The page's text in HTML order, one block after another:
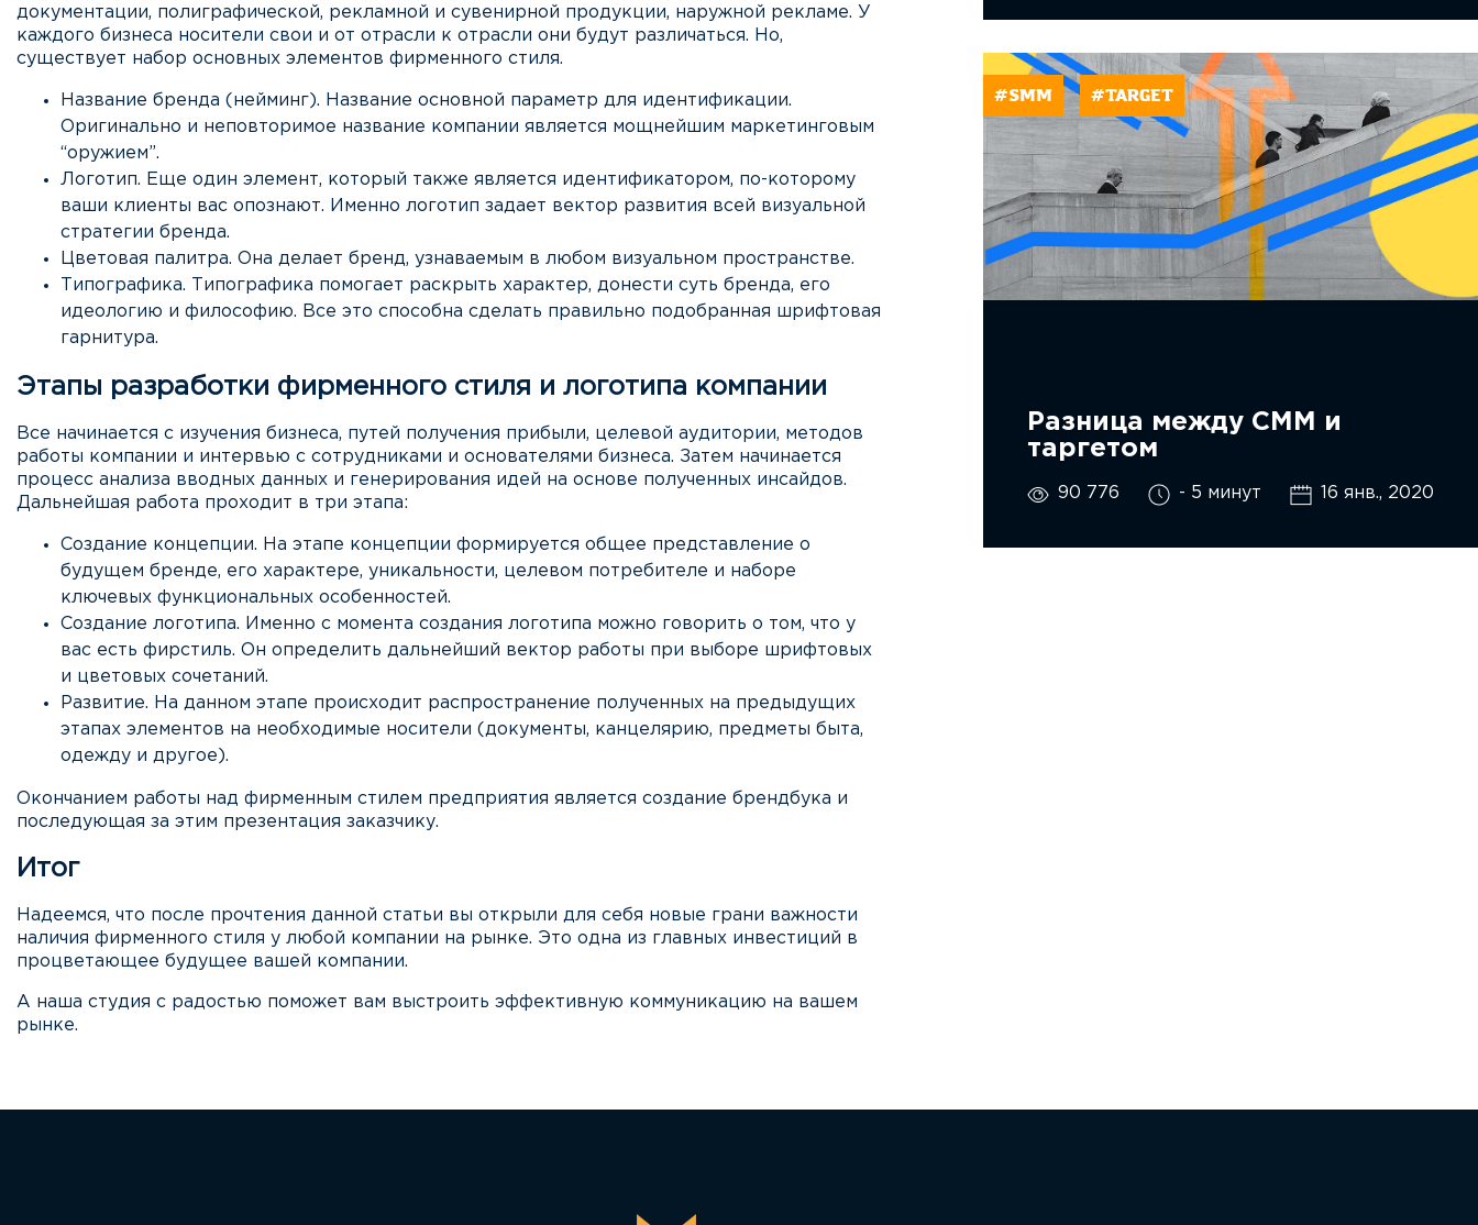
документации, полиграфической, рекламной и сувенирной продукции, наружной рекламе. У
каждого бизнеса носители свои и от отрасли к отрасли они будут различаться. Но,
существует набор основных элементов фирменного стиля.
Название бренда (нейминг). Название основной параметр для идентификации.
Оригинально и неповторимое название компании является мощнейшим маркетинговым
“оружием”.
Логотип. Еще один элемент, который также является идентификатором, по-которому
ваши клиенты вас опознают. Именно логотип задает вектор развития всей визуальной
стратегии бренда.
Цветовая палитра. Она делает бренд, узнаваемым в любом визуальном пространстве.
Типографика. Типографика помогает раскрыть характер, донести суть бренда, его
идеологию и философию. Все это способна сделать правильно подобранная шрифтовая
гарнитура.
Этапы разработки фирменного стиля и логотипа компании
Все начинается с изучения бизнеса, путей получения прибыли, целевой аудитории, методов
работы компании и интервью с сотрудниками и основателями бизнеса. Затем начинается
процесс анализа вводных данных и генерирования идей на основе полученных инсайдов.
Дальнейшая работа проходит в три этапа:
Создание концепции. На этапе концепции формируется общее представление о
будущем бренде, его характере, уникальности, целевом потребителе и наборе
ключевых функциональных особенностей.
Создание логотипа. Именно с момента создания логотипа можно говорить о том, что у
вас есть фирстиль. Он определить дальнейший вектор работы при выборе шрифтовых
и цветовых сочетаний.
Развитие. На данном этапе происходит распространение полученных на предыдущих
этапах элементов на необходимые носители (документы, канцелярию, предметы быта,
одежду и другое).
Окончанием работы над фирменным стилем предприятия является создание брендбука и
последующая за этим презентация заказчику.
Итог
Надеемся, что после прочтения данной статьи вы открыли для себя новые грани важности
наличия фирменного стиля у любой компании на рынке. Это одна из главных инвестиций в
процветающее будущее вашей компании.
А наша студия с радостью поможет вам выстроить эффективную коммуникацию на вашем
рынке.
#SMM #TARGET
Разница между СММ и
таргетом
90 776 - 5 минут 16 янв., 2020